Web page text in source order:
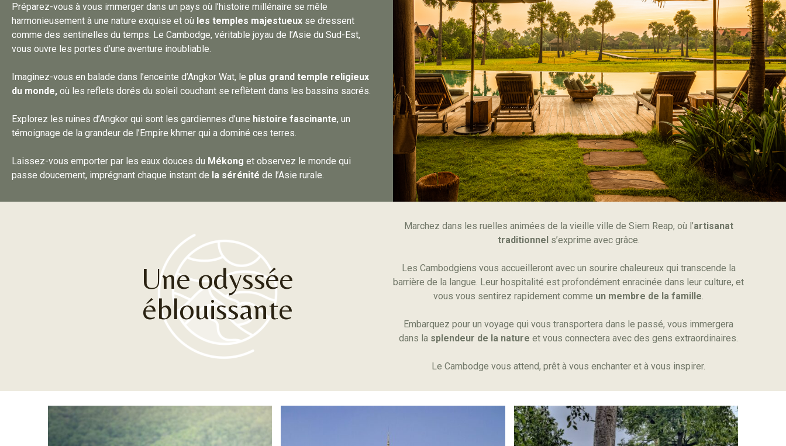
Préparez-vous à vous immerger dans un pays où l’histoire millénaire se mêle
harmonieusement à une nature exquise et où les temples majestueux se dressent
comme des sentinelles du temps. Le Cambodge, véritable joyau de l’Asie du Sud-Est,
vous ouvre les portes d’une aventure inoubliable.
Imaginez-vous en balade dans l’enceinte d’Angkor Wat, le plus grand temple religieux
du monde, où les reflets dorés du soleil couchant se reflètent dans les bassins sacrés.
Explorez les ruines d’Angkor qui sont les gardiennes d’une histoire fascinante, un
témoignage de la grandeur de l’Empire khmer qui a dominé ces terres.
Laissez-vous emporter par les eaux douces du Mékong et observez le monde qui
passe doucement, imprégnant chaque instant de la sérénité de l’Asie rurale.
Une odyssée
éblouissante
Marchez dans les ruelles animées de la vieille ville de Siem Reap, où l’artisanat
traditionnel s’exprime avec grâce.
Les Cambodgiens vous accueilleront avec un sourire chaleureux qui transcende la
barrière de la langue. Leur hospitalité est profondément enracinée dans leur culture, et
vous vous sentirez rapidement comme un membre de la famille.
Embarquez pour un voyage qui vous transportera dans le passé, vous immergera
dans la splendeur de la nature et vous connectera avec des gens extraordinaires.
Le Cambodge vous attend, prêt à vous enchanter et à vous inspirer.